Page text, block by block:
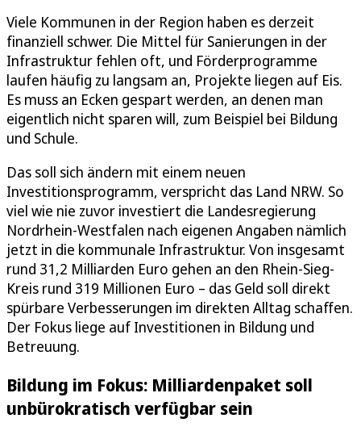
Viele Kommunen in der Region haben es derzeit
finanziell schwer. Die Mittel für Sanierungen in der
Infrastruktur fehlen oft, und Förderprogramme
laufen häufig zu langsam an, Projekte liegen auf Eis.
Es muss an Ecken gespart werden, an denen man
eigentlich nicht sparen will, zum Beispiel bei Bildung
und Schule.
Das soll sich ändern mit einem neuen
Investitionsprogramm, verspricht das Land NRW. So
viel wie nie zuvor investiert die Landesregierung
Nordrhein-Westfalen nach eigenen Angaben nämlich
jetzt in die kommunale Infrastruktur. Von insgesamt
rund 31,2 Milliarden Euro gehen an den Rhein-Sieg-
Kreis rund 319 Millionen Euro – das Geld soll direkt
spürbare Verbesserungen im direkten Alltag schaffen.
Der Fokus liege auf Investitionen in Bildung und
Betreuung.
Bildung im Fokus: Milliardenpaket soll
unbürokratisch verfügbar sein